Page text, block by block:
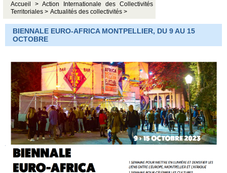
Accueil >Action Internationale des Collectivités
Territoriales > Actualités des collectivités >
BIENNALE EURO-AFRICA MONTPELLIER, DU 9 AU 15
OCTOBRE